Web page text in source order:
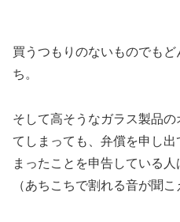
買うつもりのないものでも
ち。
そして高そうなガラス製品
てしまっても、弁償を申し
まったことを申告している
（あちこちで割れる音が聞こ